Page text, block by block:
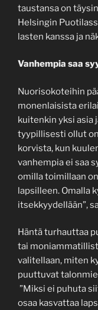
taustansa on
Helsingin
lasten kanssa ja
Vanhempia saa
Nuorisokoteihin
monenlaisista
kuitenkin yksi asia
tyypillisesti ollut
korvista, kun
vanhempia ei saa
omilla toimillaan
lapsilleen. Omalla
itsekkyydellään”,
Häntä turhauttaa
tai
valitellaan, miten
puuttuvat
”Miksi ei puhuta
osaa kasvattaa